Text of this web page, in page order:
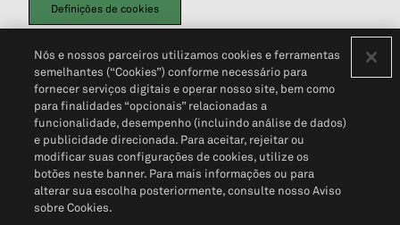
Definições de cookies
Política de PrivacidadePortal de privacidade do cliente (em inglês)
Não Venda Minhas Informações Pessoais© 2026 S&P Global
Nós e nossos parceiros utilizamos cookies e ferramentas
semelhantes (“Cookies”) conforme necessário para
fornecer serviços digitais e operar nosso site, bem como
para finalidades “opcionais” relacionadas a
funcionalidade, desempenho (incluindo análise de dados)
e publicidade direcionada. Para aceitar, rejeitar ou
modificar suas configurações de cookies, utilize os
botões neste banner. Para mais informações ou para
alterar sua escolha posteriormente, consulte nosso Aviso
sobre Cookies.